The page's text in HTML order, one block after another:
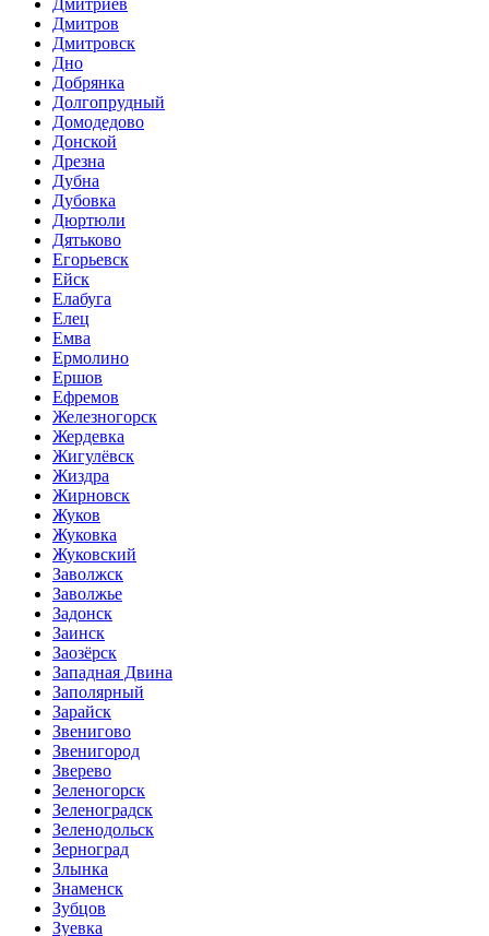
Дмитров
Дмитровск
Дно
Добрянка
Долгопрудный
Домодедово
Донской
Дрезна
Дубна
Дубовка
Дюртюли
Дятьково
Егорьевск
Ейск
Елабуга
Елец
Емва
Ермолино
Ершов
Ефремов
Железногорск
Жердевка
Жигулёвск
Жиздра
Жирновск
Жуков
Жуковка
Жуковский
Заволжск
Заволжье
Задонск
Заинск
Заозёрск
Западная Двина
Заполярный
Зарайск
Звенигово
Звенигород
Зверево
Зеленогорск
Зеленоградск
Зеленодольск
Зерноград
Злынка
Знаменск
Зубцов
Зуевка